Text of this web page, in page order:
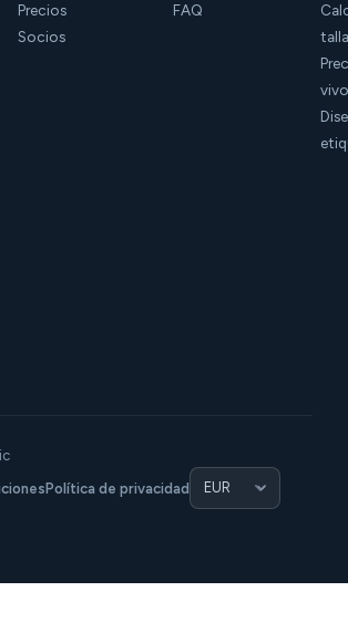
Precios
Socios
FAQ
vivo
Política de privacidad